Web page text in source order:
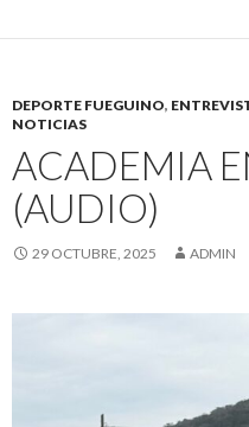
DEPORTE FUEGUINO,
NOTICIAS
ACADEMIA
(AUDIO)
29 OCTUBRE, 2025 ADMIN